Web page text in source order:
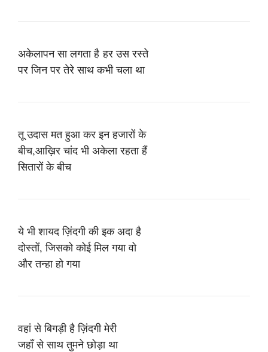
अकेलापन सा लगता है हर उस रस्ते
पर जिन पर तेरे साथ कभी चला था
तू उदास मत हुआ कर इन हजारों के
बीच,आख़िर चांद भी अकेला रहता हैं
सितारों के बीच
ये भी शायद ज़िंदगी की इक अदा है
दोस्तों, जिसको कोई मिल गया वो
और तन्हा हो गया
वहां से बिगड़ी है ज़िंदगी मेरी
जहाँ से साथ तुमने छोड़ा था